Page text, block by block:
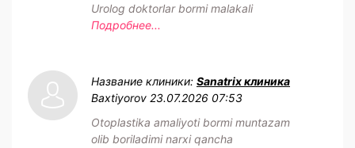
Urolog doktorlar bormi malakali
Подробнее...
Название клиники: Sanatrix клиника
Baxtiyorov 23.07.2026 07:53
Otoplastika amaliyoti bormi muntazam
olib boriladimi narxi qancha